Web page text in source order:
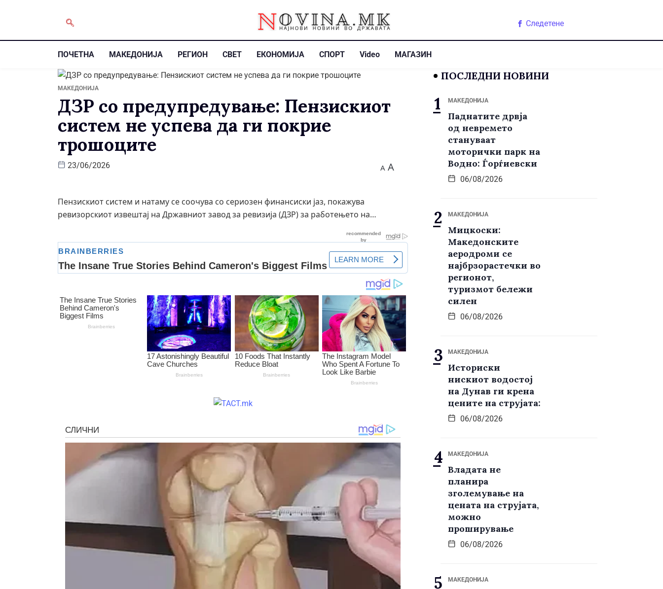
Следетене
ПОЧЕТНА МАКЕДОНИЈА РЕГИОН СВЕТ ЕКОНОМИЈА СПОРТ Video МАГАЗИН
МАКЕДОНИЈА
ДЗР со предупредување: Пензискиот
систем не успева да ги покрие
трошоците
23/06/2026 A A
Пензискиот систем и натаму се соочува со сериозен финансиски јаз, покажува
ревизорскиот извештај на Државниот завод за ревизија (ДЗР) за работењето на…
ПОСЛЕДНИ НОВИНИ
МАКЕДОНИЈА
Паднатите дрвја
од невремето
стануваат
моторички парк на
Водно: Ѓорѓиевски
06/08/2026
МАКЕДОНИЈА
Мицкоски:
Македонските
аеродроми се
најбрзорастечки во
регионот,
туризмот бележи
силен
06/08/2026
МАКЕДОНИЈА
Историски
нискиот водостој
на Дунав ги крена
цените на струјата:
06/08/2026
МАКЕДОНИЈА
Владата не
планира
зголемување на
цената на струјата,
можно
проширување
06/08/2026
МАКЕДОНИЈА